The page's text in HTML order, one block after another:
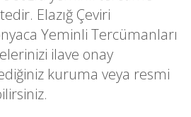
Elazığ Çeviri
Yeminli Tercümanları
ilave onay
kuruma veya resmi